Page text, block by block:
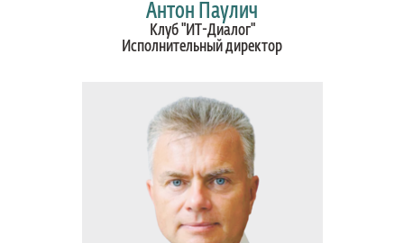
Антон Паулич
Клуб "ИТ-Диалог"
Исполнительный директор